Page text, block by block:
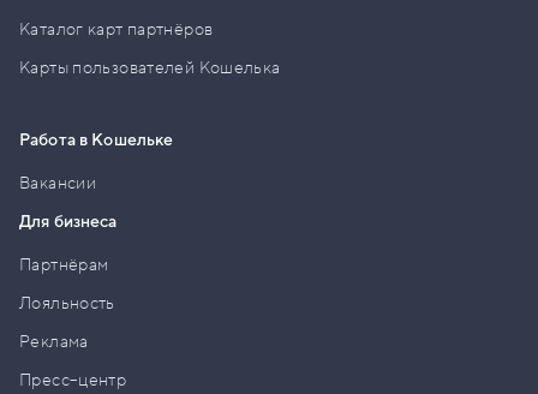
Каталог карт партнёров
Карты пользователей Кошелька
Работа в Кошельке
Вакансии
Для бизнеса
Партнёрам
Лояльность
Реклама
Пресс–центр